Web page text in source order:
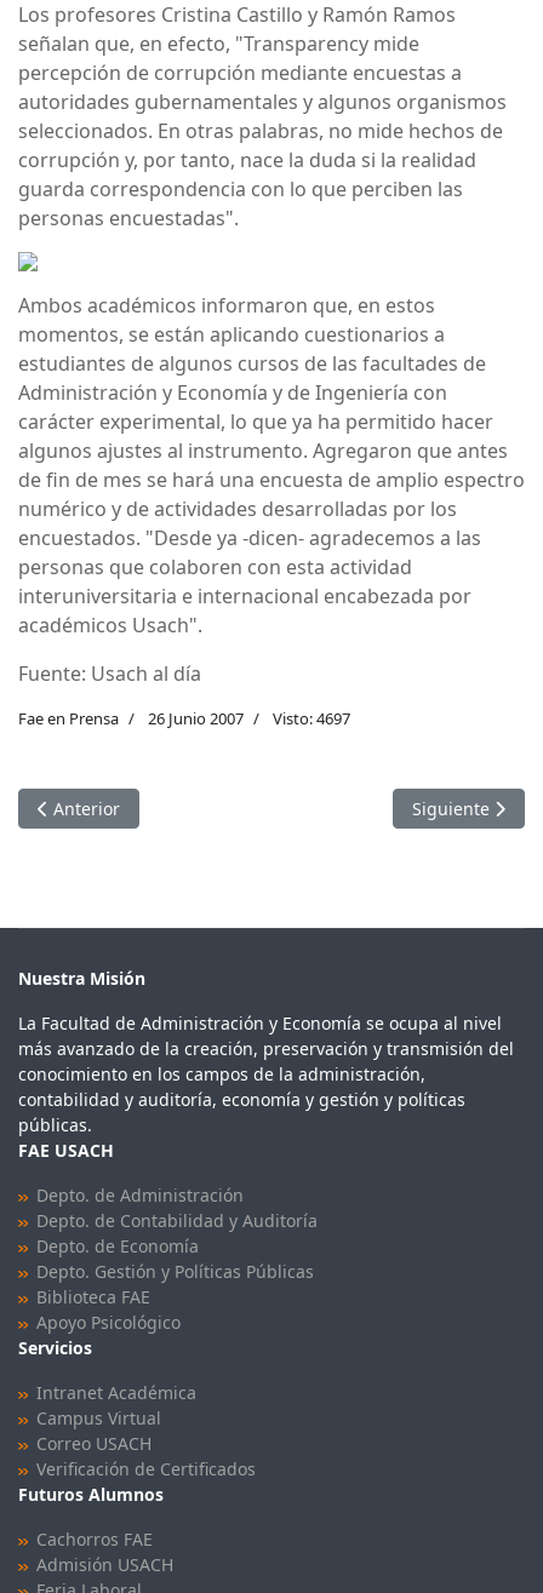
Los profesores Cristina Castillo y Ramón Ramos
señalan que, en efecto, "Transparency mide
percepción de corrupción mediante encuestas a
autoridades gubernamentales y algunos organismos
seleccionados. En otras palabras, no mide hechos de
corrupción y, por tanto, nace la duda si la realidad
guarda correspondencia con lo que perciben las
personas encuestadas".
Ambos académicos informaron que, en estos
momentos, se están aplicando cuestionarios a
estudiantes de algunos cursos de las facultades de
Administración y Economía y de Ingeniería con
carácter experimental, lo que ya ha permitido hacer
algunos ajustes al instrumento. Agregaron que antes
de fin de mes se hará una encuesta de amplio espectro
numérico y de actividades desarrolladas por los
encuestados. "Desde ya -dicen- agradecemos a las
personas que colaboren con esta actividad
interuniversitaria e internacional encabezada por
académicos Usach".
Fuente: Usach al día
Fae en Prensa 26 Junio 2007 Visto: 4697
Artículo anterior: Superávit estructural y evolución
Anterior Artículo
Siguiente
Nuestra Misión
La Facultad de Administración y Economía se ocupa al nivel
más avanzado de la creación, preservación y transmisión del
conocimiento en los campos de la administración,
contabilidad y auditoría, economía y gestión y políticas
públicas.
FAE USACH
Depto. de Administración
Depto. de Contabilidad y Auditoría
Depto. de Economía
Depto. Gestión y Políticas Públicas
Biblioteca FAE
Apoyo Psicológico
Servicios
Intranet Académica
Campus Virtual
Correo USACH
Verificación de Certificados
Futuros Alumnos
Cachorros FAE
Admisión USACH